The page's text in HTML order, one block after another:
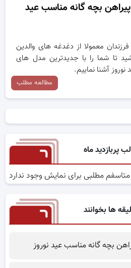
بچه گانه مناسب عید
معمولا از دغدغه های والدین
تا شما را با جدیدترین مدل های
آشنا نماییم.
مطالعه مطلب
پربازدید ماه
متاسفم مطلبی برای نمایش وجود ندارد
ها بخوانند
بچه گانه مناسب عید نوروز